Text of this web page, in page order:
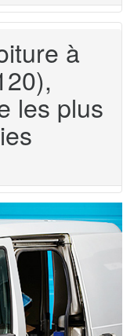
à
les plus